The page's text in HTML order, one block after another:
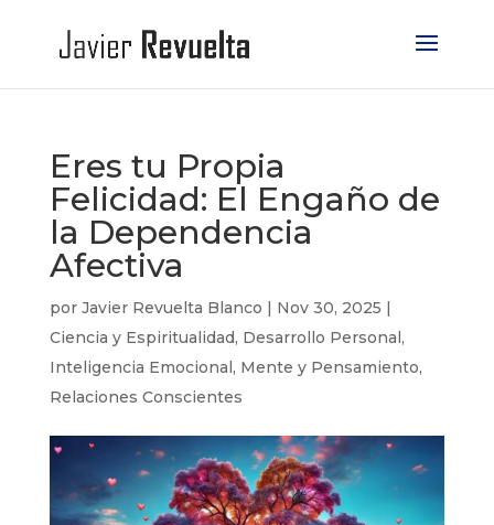
Eres tu Propia
Felicidad: El Engaño de
la Dependencia
Afectiva
por Javier Revuelta Blanco | Nov 30, 2025 |
Ciencia y Espiritualidad, Desarrollo Personal,
Inteligencia Emocional, Mente y Pensamiento,
Relaciones Conscientes